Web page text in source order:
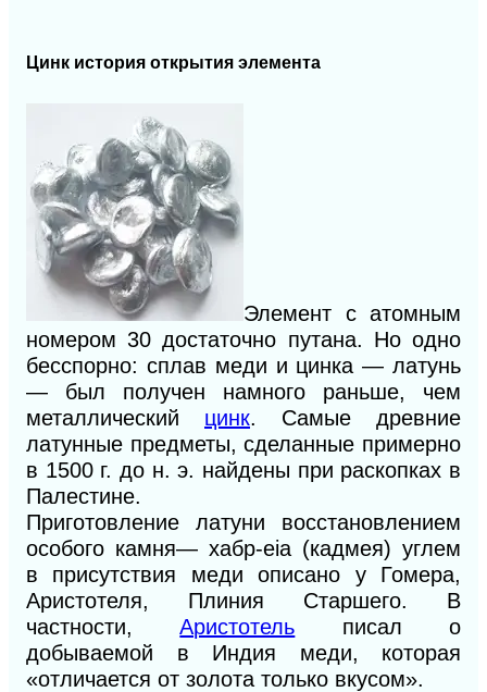
Цинк история открытия элемента
Элемент с атомным
номером 30 достаточно путана. Но одно
бесспорно: сплав меди и цинка — латунь
— был получен намного раньше, чем
металлический цинк. Самые древние
латунные предметы, сделанные примерно
в 1500 г. до н. э. найдены при раскопках в
Палестине.
Приготовление латуни восстановлением
особого камня— хабр-eia (кадмея) углем
в присутствия меди описано у Гомера,
Аристотеля, Плиния Старшего. В
частности,Аристотель писал о
добываемой в Индия меди, которая
«отличается от золота только вкусом».